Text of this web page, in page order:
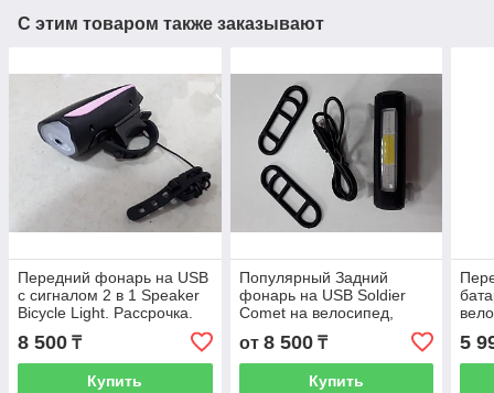
С этим товаром также заказывают
Передний фонарь на USB
с сигналом 2 в 1 Speaker
Bicycle Light. Рассрочка.
8 500 ₸
Купить
Популярный Задний
фонарь на USB Soldier
Comet на велосипед,
фонарик назад.
Велофара задняя.
от 8 500₸
Купить
5